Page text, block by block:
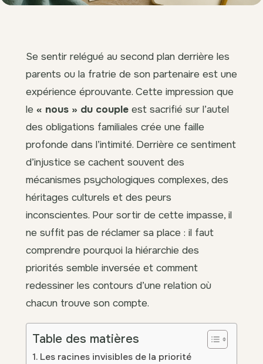
Se sentir relégué au second plan derrière les
parents ou la fratrie de son partenaire est une
expérience éprouvante. Cette impression que
le « nous » du couple est sacrifié sur l’autel
des obligations familiales crée une faille
profonde dans l’intimité. Derrière ce sentiment
d’injustice se cachent souvent des
mécanismes psychologiques complexes, des
héritages culturels et des peurs
inconscientes. Pour sortir de cette impasse, il
ne suffit pas de réclamer sa place : il faut
comprendre pourquoi la hiérarchie des
priorités semble inversée et comment
redessiner les contours d’une relation où
chacun trouve son compte.
Table des matières
Les racines invisibles de la priorité